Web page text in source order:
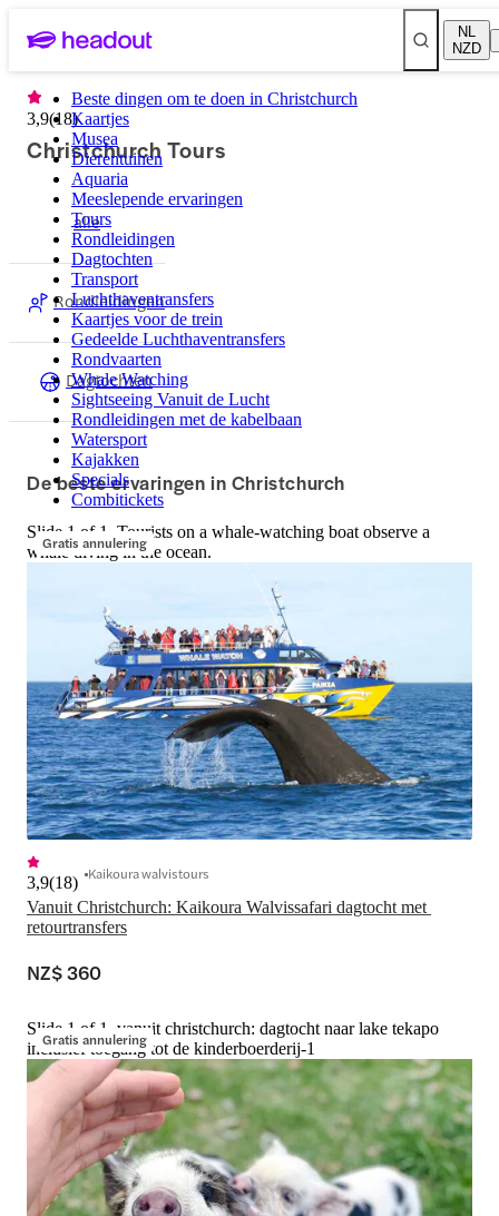
NL
NZD
Beste dingen om te doen in Christchurch
Kaartjes
Musea
Dierentuinen
Aquaria
Meeslepende ervaringen
Tours
Rondleidingen
Dagtochten
Transport
Luchthaventransfers
Kaartjes voor de trein
Gedeelde Luchthaventransfers
Rondvaarten
Whale Watching
Sightseeing Vanuit de Lucht
Rondleidingen met de kabelbaan
Watersport
Kajakken
Specials
Combitickets
3,9(18)
Christchurch Tours
alle
Rondleidingen
Dagtochten
De beste ervaringen in Christchurch
Gratis annulering
Slide 1 of 1, Tourists on a whale-watching boat observe a
whale diving in the ocean.
Vanuit Christchurch: Kaikoura Walvissafari dagtocht met
retourtransfers
3,9(18) Kaikoura walvistours
NZ$ 360
Gratis annulering
Slide 1 of 1, vanuit christchurch: dagtocht naar lake tekapo
inclusief toegang tot de kinderboerderij-1